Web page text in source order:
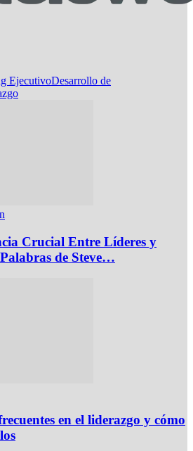
EjecutivoDesarrollo de
Crucial Entre Líderes y
de Steve…
en el liderazgo y cómo